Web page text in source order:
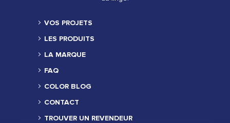
VOS PROJETS
LES PRODUITS
LA MARQUE
FAQ
COLOR BLOG
CONTACT
TROUVER UN REVENDEUR